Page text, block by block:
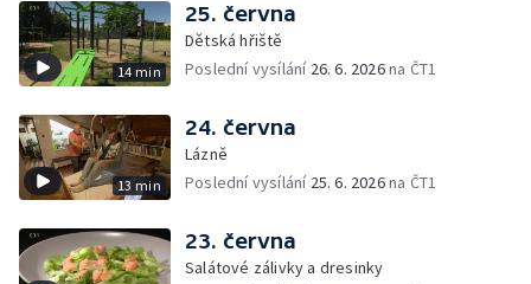
14 min
25. června
Dětská hřiště
Poslední vysílání 26. 6. 2026na ČT1
13 min
24. června
Lázně
Poslední vysílání 25. 6. 2026na ČT1
23. června
Salátové zálivky a dresinky